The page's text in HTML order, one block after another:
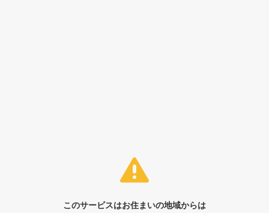
このサービスはお住まいの地域からは